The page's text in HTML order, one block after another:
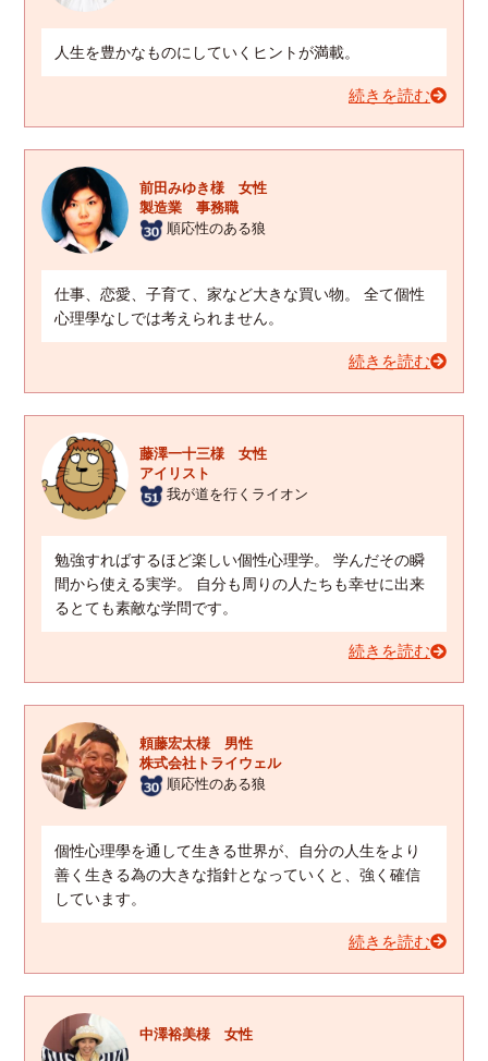
人生を豊かなものにしていくヒントが満載。
続きを読む
前田みゆき様 女性
製造業 事務職
順応性のある狼
仕事、恋愛、子育て、家など大きな買い物。 全て個性
心理學なしでは考えられません。
続きを読む
藤澤一十三様 女性
アイリスト
我が道を行くライオン
勉強すればするほど楽しい個性心理学。 学んだその瞬
間から使える実学。 自分も周りの人たちも幸せに出来
るとても素敵な学問です。
続きを読む
頼藤宏太様 男性
株式会社トライウェル
順応性のある狼
個性心理學を通して生きる世界が、自分の人生をより
善く生きる為の大きな指針となっていくと、強く確信
しています。
続きを読む
中澤裕美様 女性